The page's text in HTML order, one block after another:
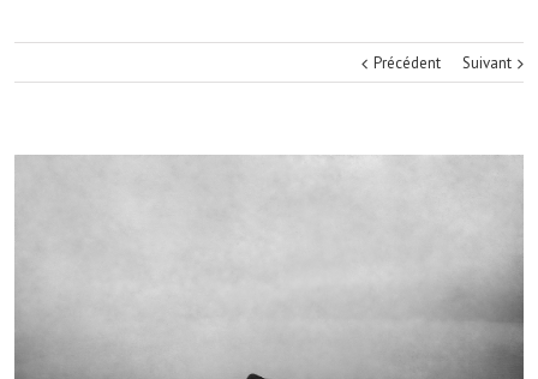
Précédent Suivant